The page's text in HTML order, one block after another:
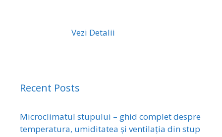
Vezi Detalii
Recent Posts
Microclimatul stupului – ghid complet despre
temperatura, umiditatea și ventilația din stup